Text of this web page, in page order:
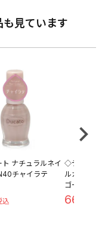
見ています
ナチュラルネイ
チャイラテ
◇デュカー
ルカラー
ゴールド
660